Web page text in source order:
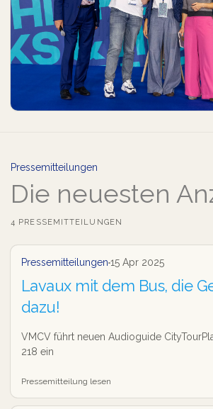
Pressemitteilungen
Die neuesten
4 PRESSEMITTEILUNGEN
Pressemitteilung
Pressemitteilungen 15 Apr 2025
Lavaux mit dem Bus, die
dazu!
VMCV führt neuen Audioguide
218 ein
Pressemitteilung lesen